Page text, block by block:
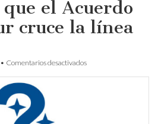
el Acuerdo
cruce la línea
• Comentarios desactivadosen